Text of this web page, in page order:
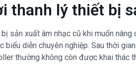
thanh lý thiết bị
sản xuất âm nhạc cũ khi muốn
biểu diễn chuyên nghiệp. Sau thời
thường không còn được khai thác